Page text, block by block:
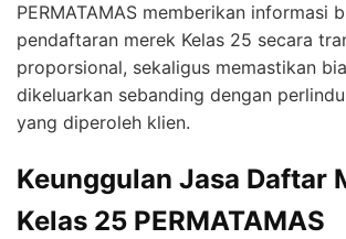
PERMATAMAS memberikan informasi
pendaftaran merek Kelas 25 secara
proporsional, sekaligus memastikan
dikeluarkan sebanding dengan
yang diperoleh klien.
Keunggulan Jasa Daftar
Kelas 25 PERMATAMAS